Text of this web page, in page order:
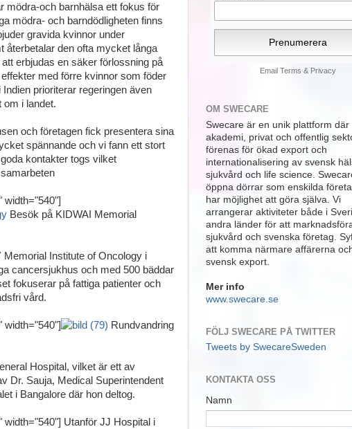
mödra-och barnhälsa ett fokus för
mödra- och barndödligheten finns
gravida kvinnor under
återbetalar den ofta mycket långa
erbjudas en säker förlossning på
med förre kvinnor som föder
prioriterar regeringen även
om i landet.
och företagen fick presentera sina
spännande och vi fann ett stort
kontakter togs vilket
width="540"]
Besök på KIDWAI Memorial
Memorial Institute of Oncology i
cancersjukhus och med 500 bäddar
fokuserar på fattiga patienter och
vård.
width="540"]
Rundvandring
Hospital, vilket är ett av
Dr. Sauja, Medical Superintendent
i Bangalore där hon deltog.
width="540"] Utanför JJ Hospital i
Email Terms & Privacy
OM SWECARE
Swecare är en unik plattform där
akademi, privat och offentlig
förenas för ökad export och
internationalisering av svensk
sjukvård och life science.
öppna dörrar som enskilda
har möjlighet att göra själva. Vi
arrangerar aktiviteter både i
andra länder för att
sjukvård och svenska företag.
att komma närmare affärerna
svensk export.
Mer info
www.swecare.se
FÖLJ SWECARE PÅ TWITTER
Tweets by SwecareSweden
KONTAKTA OSS
Namn